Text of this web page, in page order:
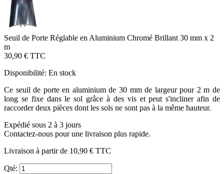
Seuil de Porte Réglable en Aluminium Chromé Brillant 30 mm x 2
m
30,90 € TTC
Disponibilité: En stock
Ce seuil de porte en aluminium de 30 mm de largeur pour 2 m de
long se fixe dans le sol grâce à des vis et peut s'incliner afin de
raccorder deux pièces dont les sols ne sont pas à la même hauteur.
Expédié sous 2 à 3 jours
Contactez-nous pour une livraison plus rapide.
Livraison à partir de 10,90 € TTC
Qté: